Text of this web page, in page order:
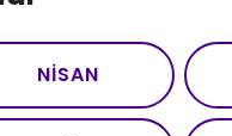
NISAN